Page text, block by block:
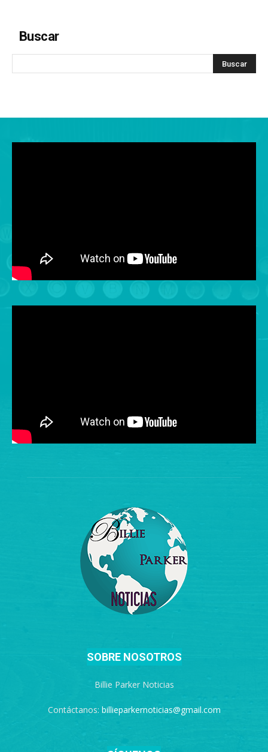
Buscar
SOBRE NOSOTROS
Billie Parker Noticias
Contáctanos: billieparkernoticias@gmail.com